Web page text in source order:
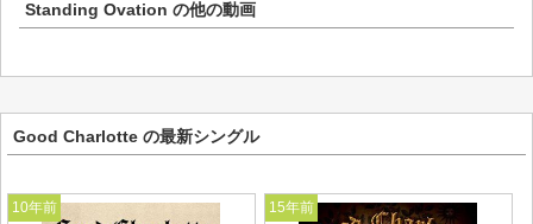
Standing Ovation の他の動画
Good Charlotte の最新シングル
10年前 15年前